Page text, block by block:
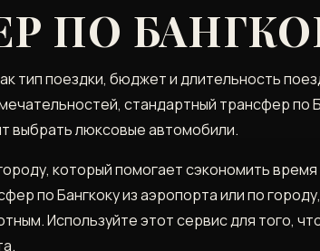
ПО
тип поездки, бюджет и длительность
стандартный трансфер по
выбрать люксовые автомобили.
который помогает сэкономить
по Бангкоку из аэропорта или по
Используйте этот сервис для того,